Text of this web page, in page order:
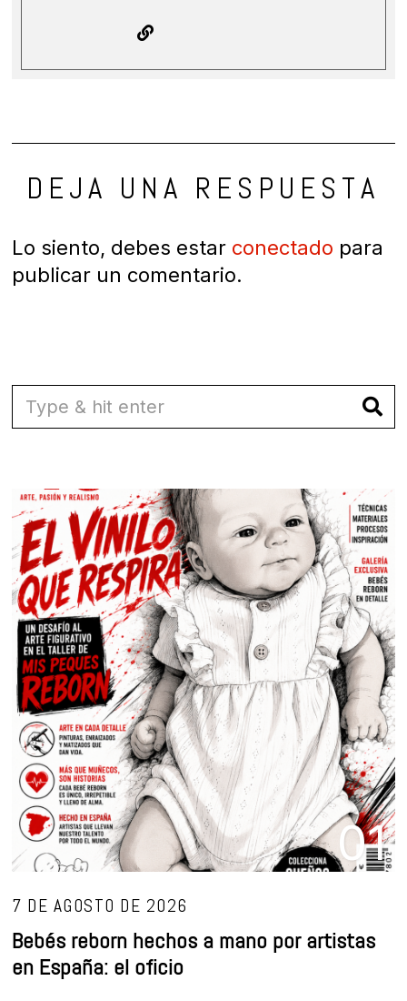
DEJA UNA RESPUESTA
Lo siento, debes estar conectado para
publicar un comentario.
01
7 DE AGOSTO DE 2026
Bebés reborn hechos a mano por artistas
en España: el oficio